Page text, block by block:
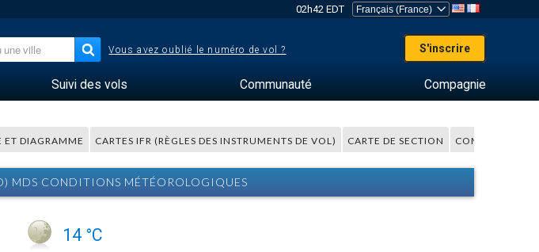
02h42 EDT
Vous avez oublié le numéro de vol ? S'inscrire
Suivi des vols Communauté Compagnie
ET DIAGRAMME CARTES IFR (RÈGLES DES INSTRUMENTS DE VOL) CARTE DE SECTION COMMENTAIRES
MDS CONDITIONS MÉTÉOROLOGIQUES
14 °C